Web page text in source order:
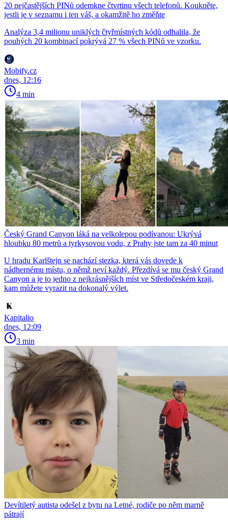
20 nejčastějších PINů odemkne čtvrtinu všech telefonů. Koukněte,
jestli je v seznamu i ten váš, a okamžitě ho změňte
Analýza 3,4 milionu uniklých čtyřmístných kódů odhalila, že
pouhých 20 kombinací pokrývá 27 % všech PINů ve vzorku.
Mobify.cz
dnes, 12:16
4 min
Český Grand Canyon láká na velkolepou podívanou: Ukrývá
hloubku 80 metrů a tyrkysovou vodu, z Prahy jste tam za 40 minut
U hradu Karlštejn se nachází stezka, která vás dovede k
nádhernému místu, o němž neví každý. Přezdívá se mu český Grand
Canyon a je to jedno z nejkrásnějších míst ve Středočeském kraji,
kam můžete vyrazit na dokonalý výlet.
Kapitalio
dnes, 12:09
3 min
Devítiletý autista odešel z bytu na Letné, rodiče po něm marně
pátrají